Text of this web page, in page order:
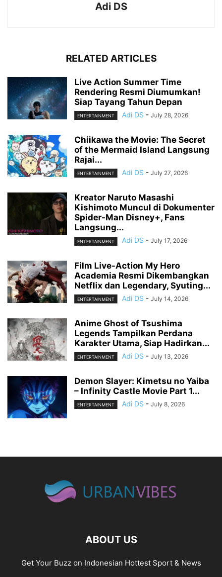
Adi DS
RELATED ARTICLES
Live Action Summer Time
Rendering Resmi Diumumkan!
Siap Tayang Tahun Depan
ENTERTAINMENT Adi DS - July 28, 2026
Chiikawa the Movie: The Secret
of the Mermaid Island Langsung
Rajai...
ENTERTAINMENT Adi DS - July 27, 2026
Kreator Naruto Masashi
Kishimoto Muncul di Dokumenter
Spider-Man Disney+, Fans
Langsung...
ENTERTAINMENT Adi DS - July 17, 2026
Film Live-Action My Hero
Academia Resmi Dikembangkan
Netflix dan Legendary, Syuting...
ENTERTAINMENT Adi DS - July 14, 2026
Anime Ghost of Tsushima
Legends Tampilkan Perdana
Karakter Utama, Siap Hadirkan...
ENTERTAINMENT Adi DS - July 13, 2026
Demon Slayer: Kimetsu no Yaiba
– Infinity Castle Movie Part 1...
ENTERTAINMENT Adi DS - July 8, 2026
ABOUT US
Get Your Buzz on Indonesian Hottest Sport & News